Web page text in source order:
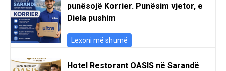
punësojë Korrier. Punësim vjetor, e
Diela pushim
Lexoni më shumë
Hotel Restorant OASIS në Sarandë